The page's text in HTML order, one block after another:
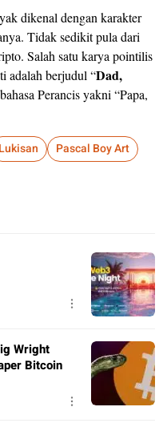
dikenal dengan karakter
Tidak sedikit pula dari
Salah satu karya pointilis
adalah berjudul “Dad,
Perancis yakni “Papa,
Lukisan
Pascal Boy Art
Wright
Bitcoin